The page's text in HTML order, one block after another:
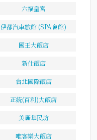
六福皇宮
伊都汽車旅館 (SPA會館)
國王大飯店
新仕飯店
台北國際飯店
正統(百利)大飯店
美麗華民坊
唯客樂大飯店